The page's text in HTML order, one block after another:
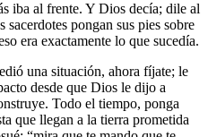
iba al frente. Y Dios decía; dile al
pongan sus pies sobre
era exactamente lo que sucedía.
una situación, ahora fíjate; le
desde que Dios le dijo a
Todo el tiempo, ponga
que llegan a la tierra prometida